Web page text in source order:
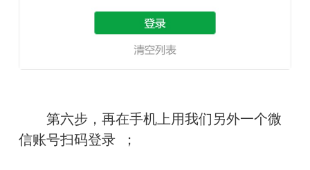
第六步，再在手机上用我们另外一个微
信账号扫码登录  ；